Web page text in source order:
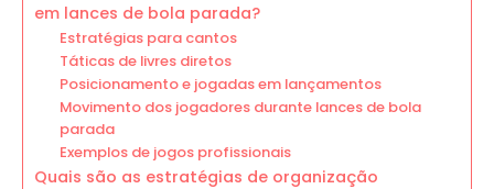
em lances de bola parada?
Estratégias para cantos
Táticas de livres diretos
Posicionamento e jogadas em lançamentos
Movimento dos jogadores durante lances de bola
parada
Exemplos de jogos profissionais
Quais são as estratégias de organização